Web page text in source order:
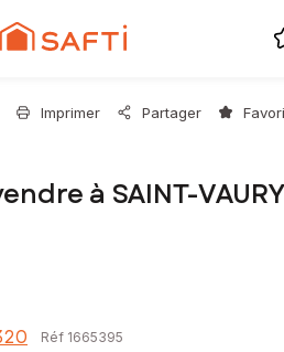
Imprimer Partager
à SAINT-VAURY
Réf 1665395